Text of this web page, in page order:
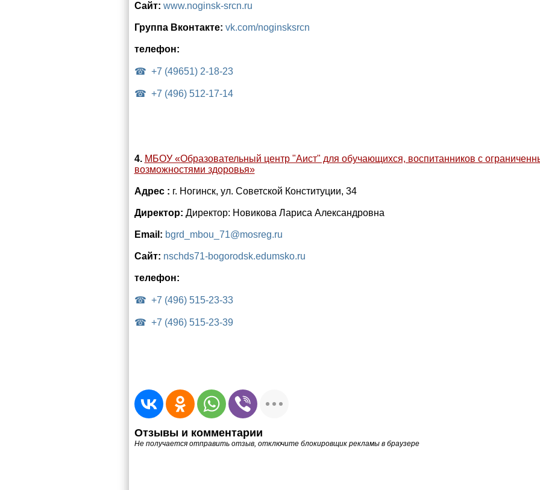
Сайт: www.noginsk-srcn.ru
Группа Вконтакте: vk.com/noginsksrcn
телефон:
+7 (49651) 2-18-23
+7 (496) 512-17-14
4. МБОУ «Образовательный центр "Аист" для обучающихся, воспитанников с
возможностями здоровья»
Адрес : г. Ногинск, ул. Советской Конституции, 34
Директор: Директор: Новикова Лариса Александровна
Email: bgrd_mbou_71@mosreg.ru
Сайт: nschds71-bogorodsk.edumsko.ru
телефон:
+7 (496) 515-23-33
+7 (496) 515-23-39
Отзывы и комментарии
Не получается отправить отзыв, отключите блокировщик рекламы в браузере